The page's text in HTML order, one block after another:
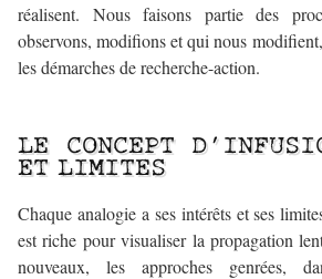
réalisent. Nous faisons partie des
observons, modifions et qui nous
les démarches de recherche-action.
LE CONCEPT
ET LIMITES
Chaque analogie a ses intérêts et ses
est riche pour visualiser la propagation
nouveaux, les approches genrées,